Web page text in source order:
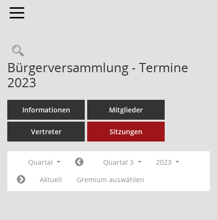
Toggle navigation
Bürgerversammlung - Termine
2023
Informationen Mitglieder
Vertreter Sitzungen
Quartal Quartal 3
2023
Aktuell
Gremium auswählen